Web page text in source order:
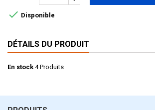
 Disponible
DÉTAILS DU PRODUIT
En stock 4 Produits